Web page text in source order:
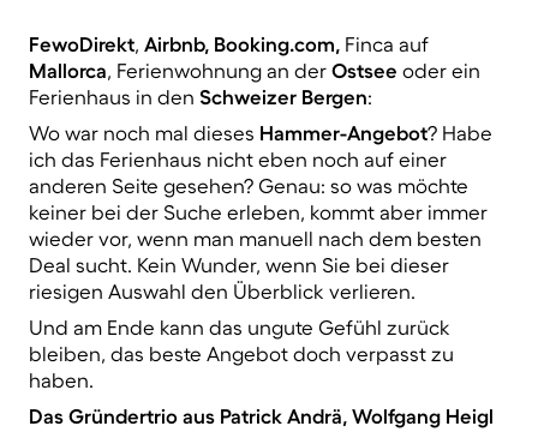
FewoDirekt, Airbnb, Booking.com, Finca auf
Mallorca, Ferienwohnung an der Ostsee oder ein
Ferienhaus in den Schweizer Bergen:
Wo war noch mal dieses Hammer-Angebot? Habe
ich das Ferienhaus nicht eben noch auf einer
anderen Seite gesehen? Genau: so was möchte
keiner bei der Suche erleben, kommt aber immer
wieder vor, wenn man manuell nach dem besten
Deal sucht. Kein Wunder, wenn Sie bei dieser
riesigen Auswahl den Überblick verlieren.
Und am Ende kann das ungute Gefühl zurück
bleiben, das beste Angebot doch verpasst zu
haben.
Das Gründertrio aus Patrick Andrä, Wolfgang Heigl